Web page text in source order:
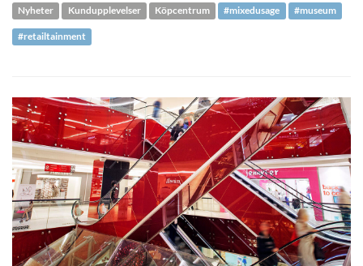
Nyheter Kundupplevelser Köpcentrum #mixedusage #museum
#retailtainment